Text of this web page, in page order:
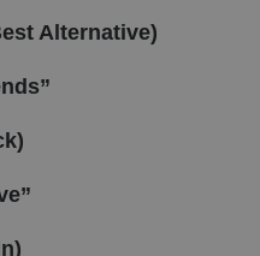
Alternative)